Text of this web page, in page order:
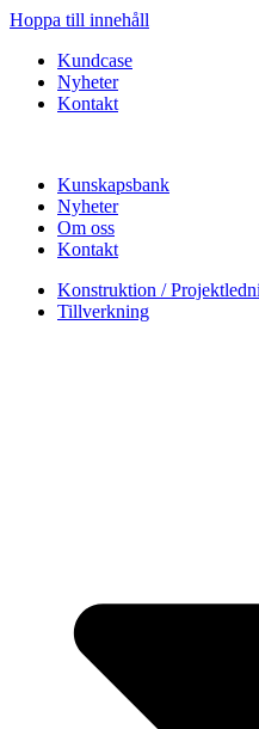
Hoppa till innehåll
Kundcase
Nyheter
Kontakt
Kunskapsbank
Nyheter
Om oss
Kontakt
Konstruktion /
Tillverkning